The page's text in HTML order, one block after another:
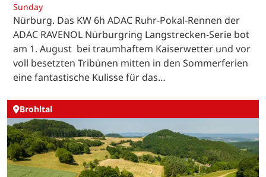
Sunday
Nürburg. Das KW 6h ADAC Ruhr-Pokal-Rennen der
ADAC RAVENOL Nürburgring Langstrecken-Serie bot
am 1. August bei traumhaftem Kaiserwetter und vor
voll besetzten Tribünen mitten in den Sommerferien
eine fantastische Kulisse für das…
Brohltal